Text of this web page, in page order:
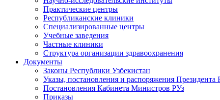
Практические центры
Республиканские клиники
Специализированные центры
Учебные заведения
Частные клиники
Структура организации здравоохранения
Документы
Законы Республики Узбекистан
Указы, постановления и распоряжения Президента
Постановления Кабинета Министров РУз
Приказы